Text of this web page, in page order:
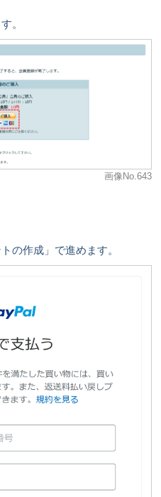
。
画像No.643
の作成」で進めます。